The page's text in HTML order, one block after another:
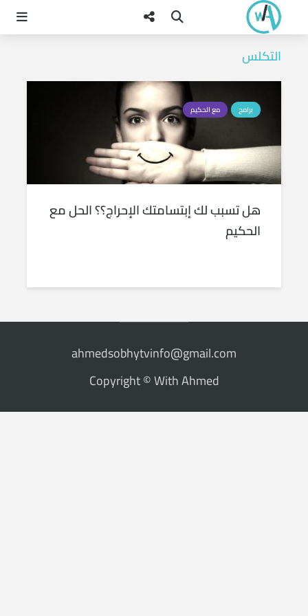
التكلس
برامج مع الحكيم
هل تسبب لك إبتسامتك الإحراج؟؟ الحل مع
الحكيم
ahmedsobhytvinfo@gmail.com
Copyright © With Ahmed